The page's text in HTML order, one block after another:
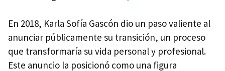
En 2018, Karla Sofía Gascón dio un paso valiente al
anunciar públicamente su transición, un proceso
que transformaría su vida personal y profesional.
Este anuncio la posicionó como una figura